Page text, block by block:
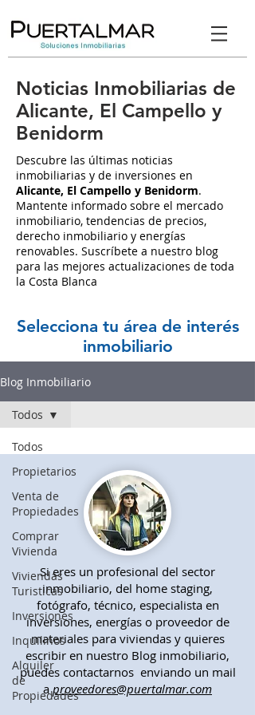
Noticias Inmobiliarias de
Alicante, El Campello y
Benidorm
Descubre las últimas noticias
inmobiliarias y de inversiones en
Alicante, El Campello y Benidorm.
Mantente informado sobre el mercado
inmobiliario, tendencias de precios,
derecho inmobiliario y energías
renovables. Suscríbete a nuestro blog
para las mejores actualizaciones de toda
la Costa Blanca
Selecciona tu área de interés
inmobiliario
Blog Inmobiliario
Todos
Propietarios
Venta de
Propiedades
Comprar
Vivienda
Viviendas
Turisticas
Inversiones
Inquilinos
Alquiler
de
Propiedades
Todos
Si eres un profesional del sector
inmobiliario, del home staging,
fotógrafo, técnico, especialista en
inversiones, energías o proveedor de
materiales para viviendas y quieres
escribir en nuestro Blog inmobiliario,
puedes contactarnos enviando un mail
aproveedores@puertalmar.com